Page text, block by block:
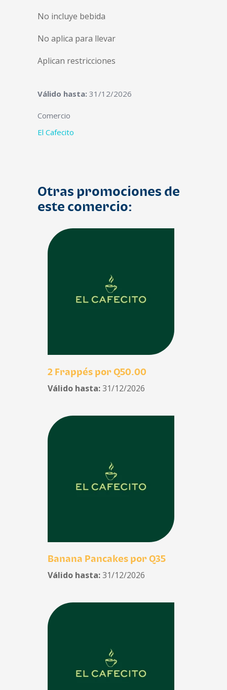
No incluye bebida
No aplica para llevar
Aplican restricciones
Válido hasta: 31/12/2026
Comercio
El Cafecito
Otras promociones de
este comercio:
2 Frappés por Q50.00
Válido hasta:31/12/2026
Banana Pancakes por Q35
Válido hasta:31/12/2026